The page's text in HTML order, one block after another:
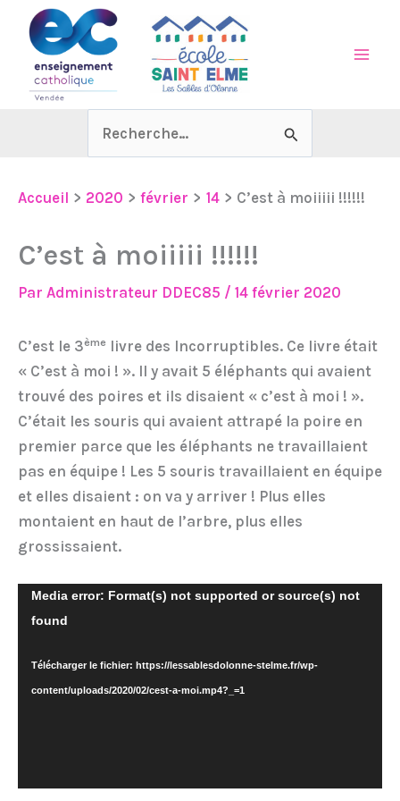
contenu
Rechercher :
Accueil 2020 février 14 C’est à moiiiii !!!!!!
C’est à moiiiii !!!!!!
Par Administrateur DDEC85 / 14 février 2020
C’est le 3ème livre des Incorruptibles. Ce livre était
« C’est à moi ! ». Il y avait 5 éléphants qui avaient
trouvé des poires et ils disaient « c’est à moi ! ».
C’était les souris qui avaient attrapé la poire en
premier parce que les éléphants ne travaillaient
pas en équipe ! Les 5 souris travaillaient en équipe
et elles disaient : on va y arriver ! Plus elles
montaient en haut de l’arbre, plus elles
grossissaient.
Lecteur
vidéo
Media error: Format(s) not supported or source(s) not
found
Télécharger le fichier: https://lessablesdolonne-stelme.fr/wp-
content/uploads/2020/02/cest-a-moi.mp4?_=1